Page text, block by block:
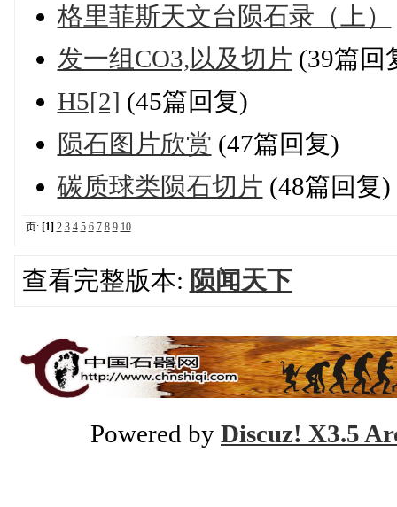
格里菲斯天文台陨石录（上）
发一组CO3,以及切片 (39篇回
H5[2] (45篇回复)
陨石图片欣赏 (47篇回复)
碳质球类陨石切片 (48篇回复)
页: [1] 2 3 4 5 6 7 8 9 10
查看完整版本: 陨闻天下
Powered by Discuz! X3.5